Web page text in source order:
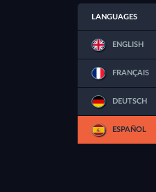
LANGUAGES
ENGLISH
FRANÇAIS
DEUTSCH
ESPAÑOL